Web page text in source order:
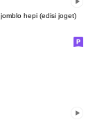
jomblo hepi (edisi joget)